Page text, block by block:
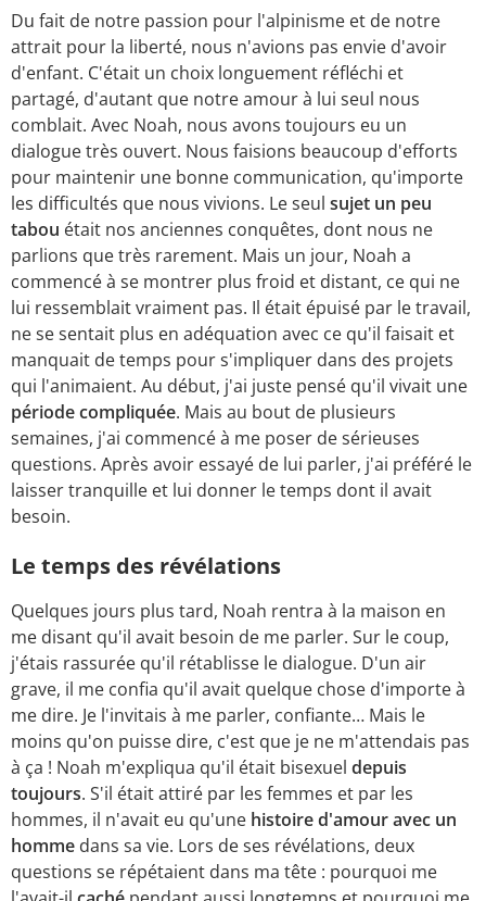
Du fait de notre passion pour l'alpinisme et de notre
attrait pour la liberté, nous n'avions pas envie d'avoir
d'enfant. C'était un choix longuement réfléchi et
partagé, d'autant que notre amour à lui seul nous
comblait. Avec Noah, nous avons toujours eu un
dialogue très ouvert. Nous faisions beaucoup d'efforts
pour maintenir une bonne communication, qu'importe
les difficultés que nous vivions. Le seul sujet un peu
tabou était nos anciennes conquêtes, dont nous ne
parlions que très rarement. Mais un jour, Noah a
commencé à se montrer plus froid et distant, ce qui ne
lui ressemblait vraiment pas. Il était épuisé par le travail,
ne se sentait plus en adéquation avec ce qu'il faisait et
manquait de temps pour s'impliquer dans des projets
qui l'animaient. Au début, j'ai juste pensé qu'il vivait une
période compliquée. Mais au bout de plusieurs
semaines, j'ai commencé à me poser de sérieuses
questions. Après avoir essayé de lui parler, j'ai préféré le
laisser tranquille et lui donner le temps dont il avait
besoin.
Le temps des révélations
Quelques jours plus tard, Noah rentra à la maison en
me disant qu'il avait besoin de me parler. Sur le coup,
j'étais rassurée qu'il rétablisse le dialogue. D'un air
grave, il me confia qu'il avait quelque chose d'importe à
me dire. Je l'invitais à me parler, confiante… Mais le
moins qu'on puisse dire, c'est que je ne m'attendais pas
à ça ! Noah m'expliqua qu'il était bisexuel depuis
toujours. S'il était attiré par les femmes et par les
hommes, il n'avait eu qu'une histoire d'amour avec un
homme dans sa vie. Lors de ses révélations, deux
questions se répétaient dans ma tête : pourquoi me